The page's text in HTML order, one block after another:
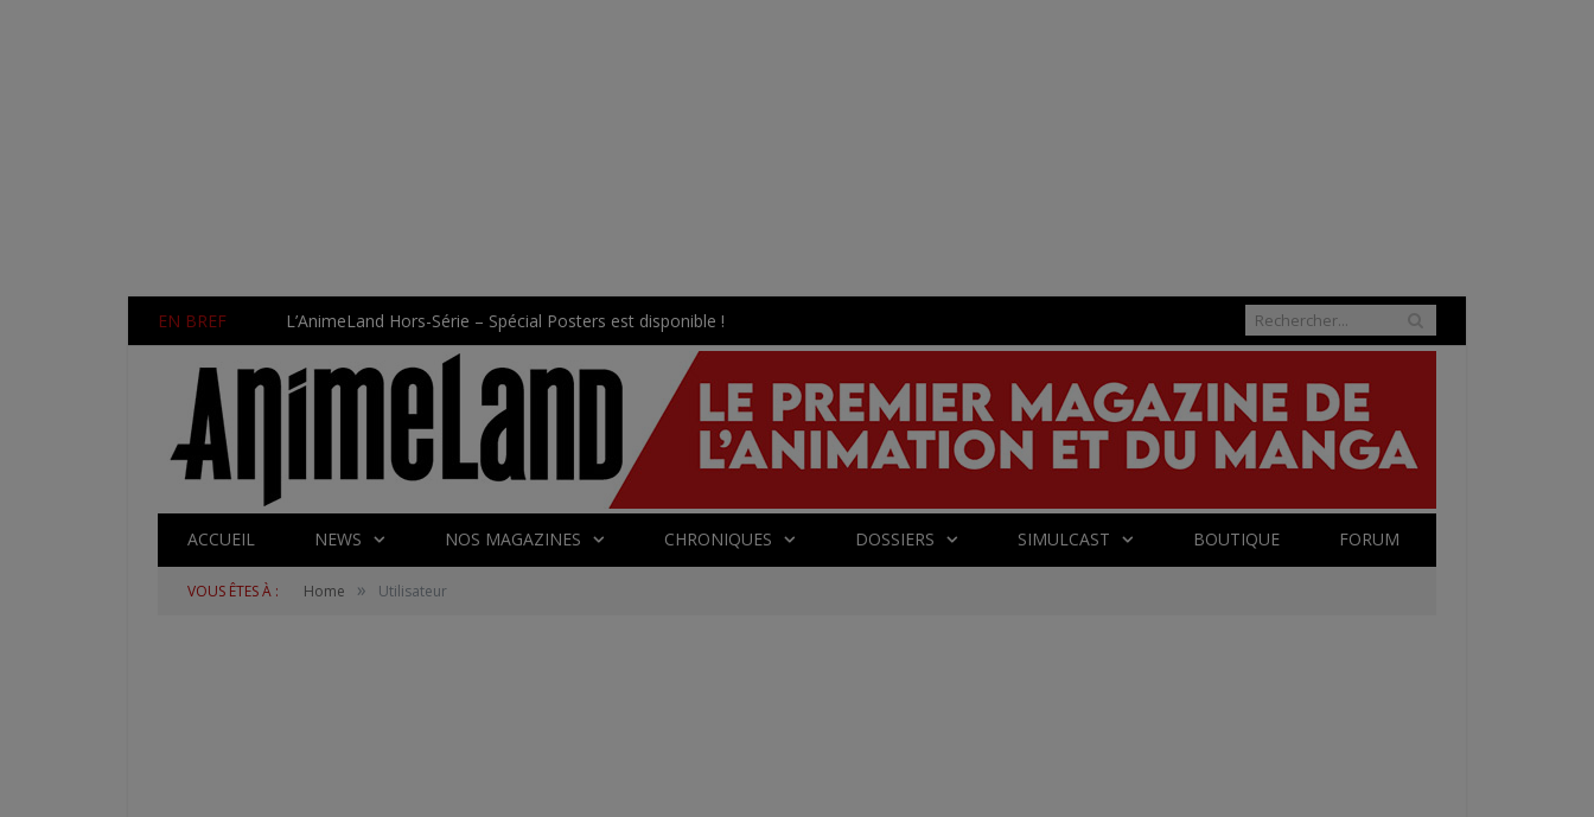
EN BREF L’AnimeLand Hors-Série – Spécial Posters est disponible !
ACCUEIL NEWS NOS MAGAZINES CHRONIQUES DOSSIERS SIMULCAST BOUTIQUE FORUM
VOUS ÊTES À : Home » Utilisateur